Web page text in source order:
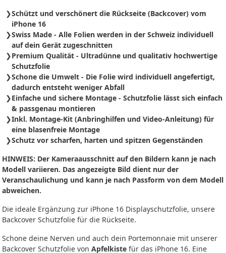
Schützt und verschönert die Rückseite (Backcover) vom
iPhone 16
Swiss Made - Alle Folien werden in der Schweiz individuell
auf dein Gerät zugeschnitten
Premium Qualität - Ultradünne und qualitativ hochwertige
Schutzfolie
Schone die Umwelt - Die Folie wird individuell angefertigt,
dadurch entsteht weniger Abfall
Einfache und sichere Montage - Schutzfolie lässt sich einfach
& passgenau montieren
Inkl. Montage-Kit (Anbringhilfen und Video-Anleitung) für
eine blasenfreie Montage
Schutz vor scharfen, harten und spitzen Gegenständen
HINWEIS: Der Kameraausschnitt auf den Bildern kann je nach
Modell variieren. Das angezeigte Bild dient nur der
Veranschaulichung und kann je nach Passform von dem Modell
abweichen.
Die ideale Ergänzung zur iPhone 16 Displayschutzfolie, unsere
Backcover Schutzfolie für die Rückseite.
Schone deine Nerven und auch dein Portemonnaie mit unserer
Backcover Schutzfolie von Apfelkiste für das iPhone 16. Eine